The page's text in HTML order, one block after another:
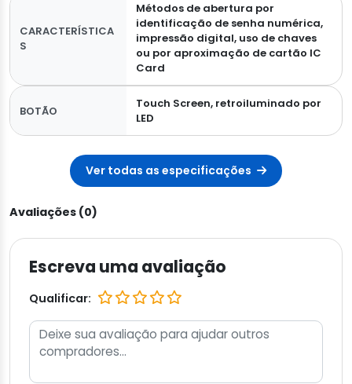
CARACTERÍSTICA
S
Métodos de abertura por
identificação de senha numérica,
impressão digital, uso de chaves
ou por aproximação de cartão IC
Card
BOTÃO
Touch Screen, retroiluminado por
LED
Ver todas as especificações
Avaliações (0)
Escreva uma avaliação
Qualificar: